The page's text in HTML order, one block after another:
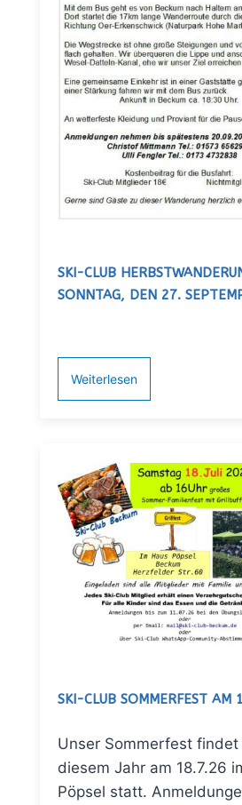
SKI-CLUB
SONNTAG, DEN 27.
Weiterlesen
SKI-CLUB SOMMERFEST AM
Unser Sommerfest findet
diesem Jahr am 18.7.26
Pöpsel statt.